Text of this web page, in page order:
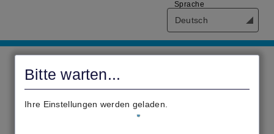
Bitte warten...
Ihre Einstellungen werden geladen.
Deutsch
Sprache
Civento